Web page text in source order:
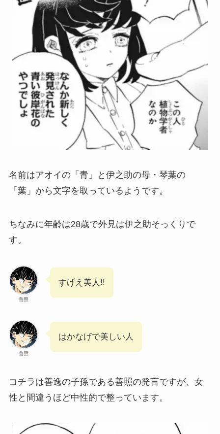
名前はアオイの「青」と伊之助の母・琴葉の
「葉」から文字を取っているようです。
ちなみに年齢は28歳で外見は伊之助そっくりで
す。
善照
すげえ美人!!
善照
はかなげで美しい人
コチラは善逸の子孫である善照の発言ですが、女
性と間違うほど中性的で整っています。